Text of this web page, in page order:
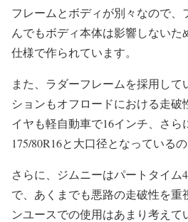
フレームとボディが別々なので、
んでもボディ本体は影響しないた
仕様で作られています。
また、ラダーフレームを採用し
ションもオフロードにおける走破
イヤも軽自動車で16インチ、さら
175/80R16と大口径となっている
さらに、ジムニーはパートタイム
で、あくまでも悪路の走破性を重
ンユースでの使用はあまり考えて